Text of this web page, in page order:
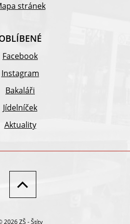
stránek
Facebook
Instagram
Bakaláři
Jídelníček
Aktuality
2026 ZŠ - Štíty